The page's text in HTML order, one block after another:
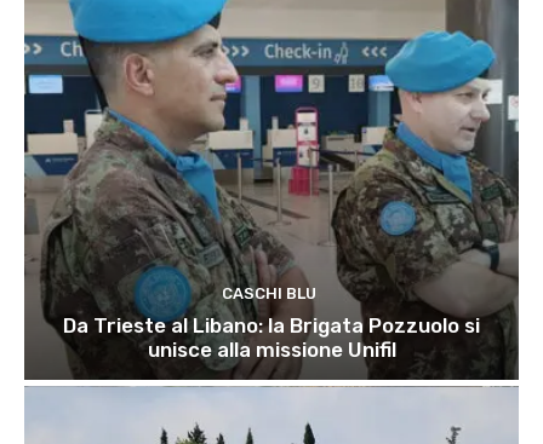
CASCHI BLU
Da Trieste al Libano: la Brigata Pozzuolo si
unisce alla missione Unifil